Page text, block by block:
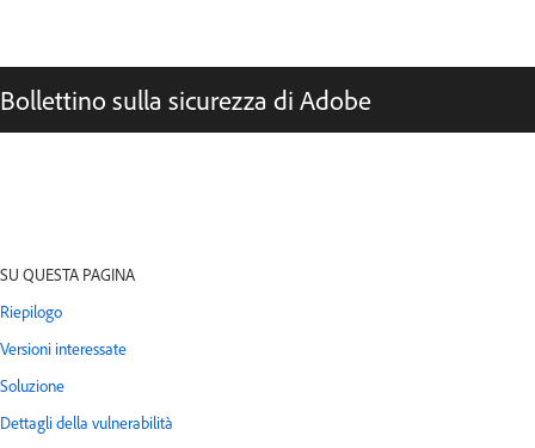
Bollettino sulla sicurezza di Adobe
SU QUESTA PAGINA
Riepilogo
Versioni interessate
Soluzione
Dettagli della vulnerabilità